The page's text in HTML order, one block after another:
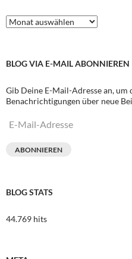
Archive
BLOG VIA E-MAIL ABONNIEREN
Gib Deine E-Mail-Adresse an, um
Benachrichtigungen über neue
E-
ABONNIEREN
BLOG STATS
44.769 hits